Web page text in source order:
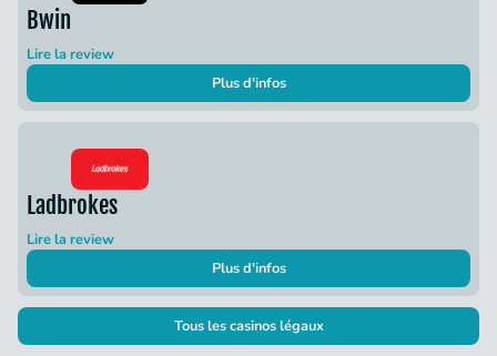
Bwin
Lire la review
Plus d'infos
Ladbrokes
Lire la review
Plus d'infos
Tous les casinos légaux